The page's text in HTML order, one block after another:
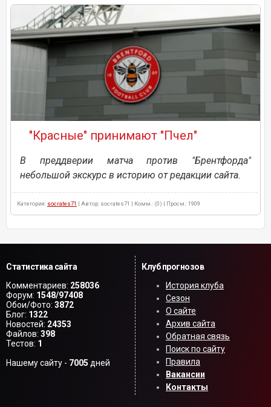
"Красные" принимают "Пчел"
В преддверии матча против "Брентфорда"
небольшой экскурс в историю от редакции сайта.
Категория: socrates71 | Автор: socrates71 | Комм.: (0) | Просм.: 1909
Статистика сайта
Комментариев: 258036
Форум: 1548/97408
Обои/Фото: 3872
Блог: 1322
Новостей: 24353
Файлов: 398
Тестов: 1
Нашему сайту - 7005 дней
Клуб прогнозов
История клуба
Сезон
О сайте
Архив сайта
Обратная связь
Поиск по сайту
Правила
Вакансии
Контакты